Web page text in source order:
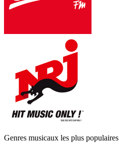
Genres musicaux les plus populaires